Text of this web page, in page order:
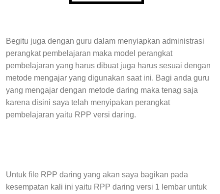
Begitu juga dengan guru dalam menyiapkan administrasi
perangkat pembelajaran maka model perangkat
pembelajaran yang harus dibuat juga harus sesuai dengan
metode mengajar yang digunakan saat ini. Bagi anda guru
yang mengajar dengan metode daring maka tenag saja
karena disini saya telah menyipakan perangkat
pembelajaran yaitu RPP versi daring.
Untuk file RPP daring yang akan saya bagikan pada
kesempatan kali ini yaitu RPP daring versi 1 lembar untuk